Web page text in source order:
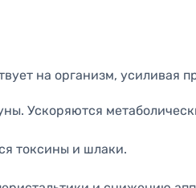
на организм, усиливая
Ускоряются
токсины и шлаки.